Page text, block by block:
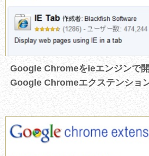
Google Chromeをieエンジンで
Google Chromeエクステンショ